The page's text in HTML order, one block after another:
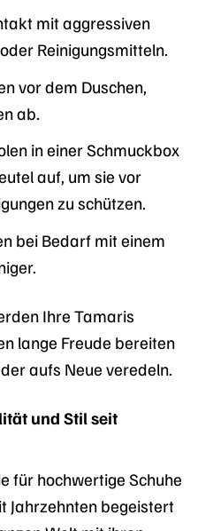
mit aggressiven
Reinigungsmitteln.
vor dem Duschen,
ab.
in einer Schmuckbox
auf, um sie vor
zu schützen.
bei Bedarf mit einem
Ihre Tamaris
lange Freude bereiten
aufs Neue veredeln.
und Stil seit
für hochwertige Schuhe
Jahrzehnten begeistert